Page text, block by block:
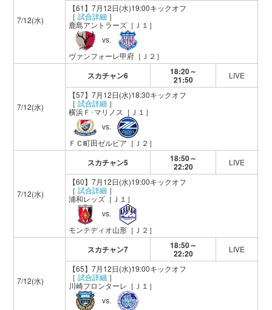
7/12(水)
【61】7月12日(水)19:00キックオフ
［試合詳細 ］
鹿島アントラーズ ［Ｊ１］
vs.
ヴァンフォーレ甲府 ［Ｊ２］
7/12(水)
スカチャン6 18:20～
21:50
LIVE
【57】7月12日(水)18:30キックオフ
［試合詳細 ］
横浜Ｆ･マリノス ［Ｊ１］
vs.
ＦＣ町田ゼルビア ［Ｊ２］
7/12(水)
スカチャン5 18:50～
22:20
LIVE
【60】7月12日(水)19:00キックオフ
［試合詳細 ］
浦和レッズ ［Ｊ１］
vs.
モンテディオ山形 ［Ｊ２］
7/12(水)
スカチャン7 18:50～
22:20
LIVE
【65】7月12日(水)19:00キックオフ
［試合詳細 ］
川崎フロンターレ ［Ｊ１］
vs.